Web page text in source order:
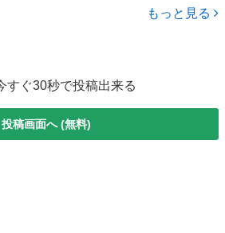
など、あなたに合ったメニューを体験し
もっと見る
すぐ30秒で投稿出来る
投稿画面へ (無料)